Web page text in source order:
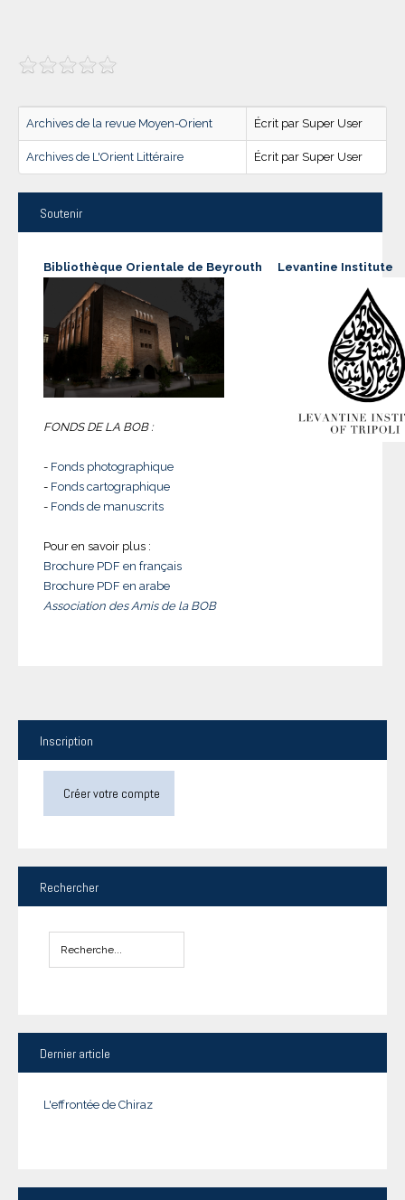
Archives de la revue Moyen-Orient Écrit par Super User
Archives de L'Orient Littéraire Écrit par Super User
Soutenir
Bibliothèque Orientale de Beyrouth
FONDS DE LA BOB :
- Fonds photographique
- Fonds cartographique
- Fonds de manuscrits
Pour en savoir plus :
Brochure PDF en français
Brochure PDF en arabe
Association des Amis de la BOB
Levantine Institute
Inscription
Créer votre compte
Rechercher
Dernier article
L'effrontée de Chiraz